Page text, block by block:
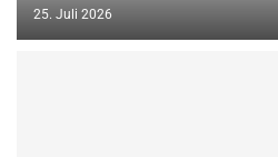
25. Juli 2026